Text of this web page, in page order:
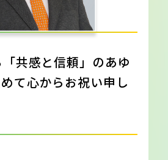
共感と信頼」のあゆ
て心からお祝い申し